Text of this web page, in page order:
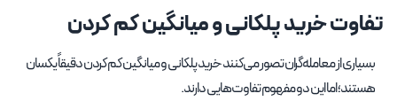
تفاوت خرید پلکانی و میانگین کم کردن
بسیاری از معامله‌گران تصور می‌کنند خرید پلکانی و میانگین کم کردن دقیقاً یکسان
هستند؛ اما این دو مفهوم تفاوت‌هایی دارند.